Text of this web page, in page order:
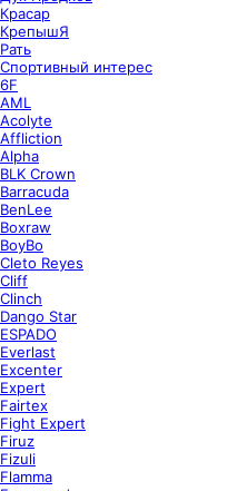
Красар
КрепышЯ
Рать
Спортивный интерес
6F
AML
Acolyte
Affliction
Alpha
BLK Crown
Barracuda
BenLee
Boxraw
BoyBo
Cleto Reyes
Cliff
Clinch
Dango Star
ESPADO
Everlast
Excenter
Expert
Fairtex
Fight Expert
Firuz
Fizuli
Flamma